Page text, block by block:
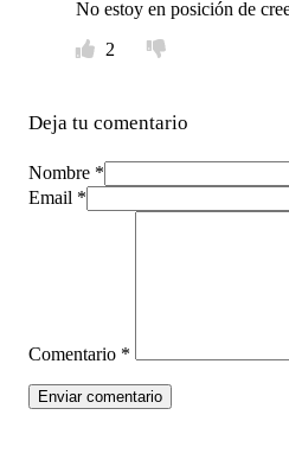
No estoy en posición de
2
Deja tu comentario
Nombre *
Email *
Comentario *